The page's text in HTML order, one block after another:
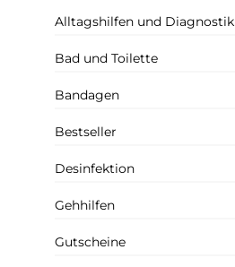
Alltagshilfen und Diagnostik
Bad und Toilette
Bandagen
Bestseller
Desinfektion
Gehhilfen
Gutscheine